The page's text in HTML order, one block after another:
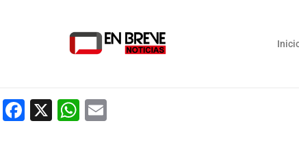
Facebook
X WhatsApp